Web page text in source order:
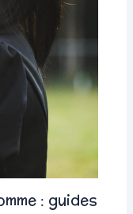
: guides